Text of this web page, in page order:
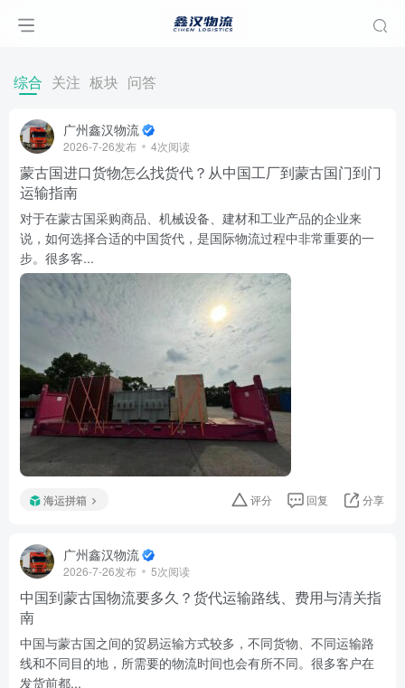
综合 关注 板块 问答
广州鑫汉物流
2026-7-26发布 4次阅读
蒙古国进口货物怎么找货代？从中国工厂到蒙古国门到门
运输指南
对于在蒙古国采购商品、机械设备、建材和工业产品的企业来
说，如何选择合适的中国货代，是国际物流过程中非常重要的一
步。很多客...
海运拼箱 评分 回复 分享
广州鑫汉物流
2026-7-26发布 5次阅读
中国到蒙古国物流要多久？货代运输路线、费用与清关指
南
中国与蒙古国之间的贸易运输方式较多，不同货物、不同运输路
线和不同目的地，所需要的物流时间也会有所不同。很多客户在
发货前都...